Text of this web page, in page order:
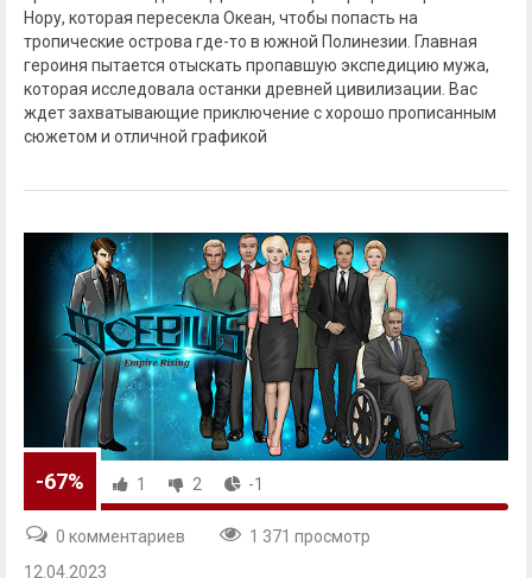
Нору, которая пересекла Океан, чтобы попасть на
тропические острова где-то в южной Полинезии. Главная
героиня пытается отыскать пропавшую экспедицию мужа,
которая исследовала останки древней цивилизации. Вас
ждет захватывающие приключение с хорошо прописанным
сюжетом и отличной графикой
-67% 1 2 -1
0 комментариев
1 371 просмотр
12.04.2023